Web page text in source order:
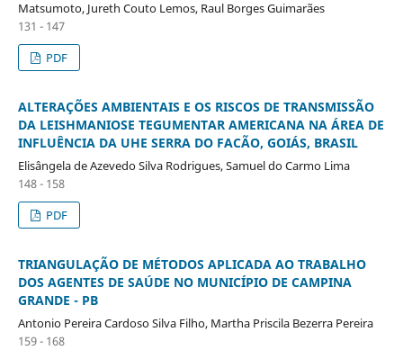
Matsumoto, Jureth Couto Lemos, Raul Borges Guimarães
131 - 147
PDF
ALTERAÇÕES AMBIENTAIS E OS RISCOS DE TRANSMISSÃO
DA LEISHMANIOSE TEGUMENTAR AMERICANA NA ÁREA DE
INFLUÊNCIA DA UHE SERRA DO FACÃO, GOIÁS, BRASIL
Elisângela de Azevedo Silva Rodrigues, Samuel do Carmo Lima
148 - 158
PDF
TRIANGULAÇÃO DE MÉTODOS APLICADA AO TRABALHO
DOS AGENTES DE SAÚDE NO MUNICÍPIO DE CAMPINA
GRANDE - PB
Antonio Pereira Cardoso Silva Filho, Martha Priscila Bezerra Pereira
159 - 168